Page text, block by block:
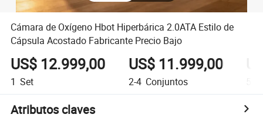
Cámara de Oxígeno Hbot Hiperbárica 2.0ATA Estilo de
Cápsula Acostado Fabricante Precio Bajo
US$ 12.999,00
1 Set
US$ 11.999,00
2-4 Conjuntos
Atributos claves